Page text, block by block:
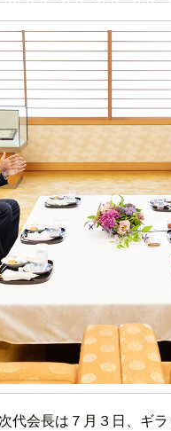
代会長は７月３日、ギ